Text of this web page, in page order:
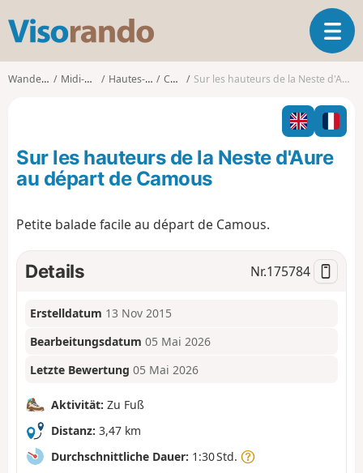
s
o
o
T
o
g
l
n
a
i
o
Wanderungen Midi-Pyrénées Hautes-Pyrénées Camous Sur les hauteurs de la Neste d'Aure au départ de Camous
Sur les hauteurs de la Neste d'Aure
au départ de Camous
Petite balade facile au départ de Camous.
Details Nr.175784
Erstelldatum 13 Nov 2015
Bearbeitungsdatum 05 Mai 2026
Letzte Bewertung 05 Mai 2026
Aktivität: Zu Fuß
Distanz: 3,47 km
Durchschnittliche Dauer: 1:30 Std.